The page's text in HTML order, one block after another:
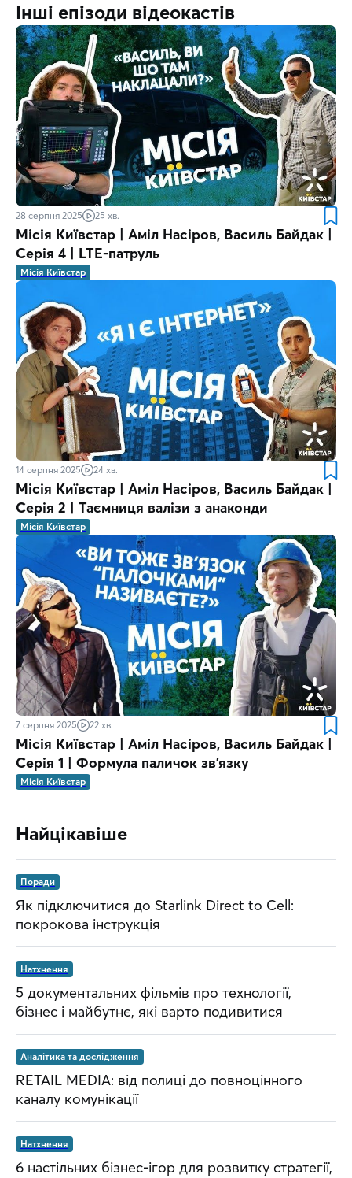
Інші епізоди відеокастів
28 серпня 2025 25 хв.
Місія Київстар | Аміл Насіров, Василь Байдак |
Серія 4 | LTE-патруль
Місія Київстар
14 серпня 2025 24 хв.
Місія Київстар | Аміл Насіров, Василь Байдак |
Серія 2 | Таємниця валізи з анаконди
Місія Київстар
7 серпня 2025 22 хв.
Місія Київстар | Аміл Насіров, Василь Байдак |
Серія 1 | Формула паличок зв’язку
Місія Київстар
Найцікавіше
Поради
Як підключитися до Starlink Direct to Cell:
покрокова інструкція
Натхнення
5 документальних фільмів про технології,
бізнес і майбутнє, які варто подивитися
Аналітика та дослідження
RETAIL MEDIA: від полиці до повноцінного
каналу комунікації
Натхнення
6 настільних бізнес-ігор для розвитку стратегії,